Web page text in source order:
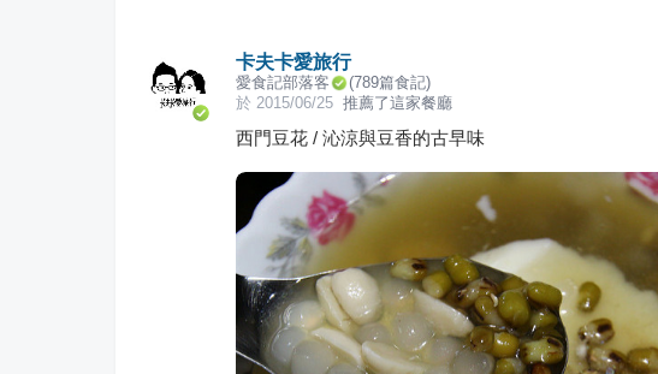
卡夫卡愛旅行
愛食記部落客 (789篇食記)
於 2015/06/25 推薦了這家餐廳
西門豆花 / 沁涼與豆香的古早味